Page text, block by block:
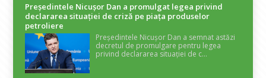
Președintele Nicuşor Dan a promulgat legea privind
declararea situaţiei de criză pe piaţa produselor
petroliere
Președintele Nicușor Dan a semnat astăzi
decretul de promulgare pentru legea
privind declararea situației de c...